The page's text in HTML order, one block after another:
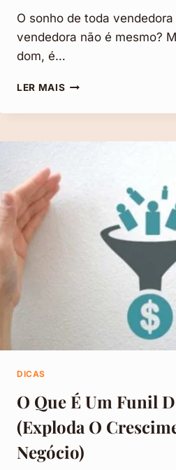
O sonho de toda
vendedora não é mesmo?
dom, é…
LER MAISCOMO
UMA
VENDEDORA?
VENDER
DICAS
O Que É Um Funil
(Exploda O
Negócio)